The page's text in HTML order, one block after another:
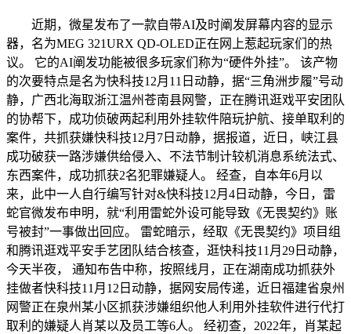
近期，微星发布了一款自带AI及时阐发屏幕内容的显示
器，名为MEG 321URX QD-OLED正在网上惹起玩家们的热
议。 它的AI阐发功能被很多玩家们称为“硬件外挂”。 该产物
的次要特点是名为快科技12月11日动静，据“三角洲步履”号动
静，广西北海取浙江温州苍南县网警，正在腾讯逛戏平安团队
的协帮下，成功侦破两起利用外挂软件陪玩护航、接单取利的
案件，共抓获嫌快科技12月7日动静，据报道，近日，峡江县
成功破获一路涉嫌供给侵入、不法节制计较机消息系统法式、
东西案件，成功抓获2名犯罪嫌疑人。 经查，自本年6月以
来，此中一人自行编写针对&快科技12月4日动静，今日，雷
蛇官微发布申明，就“利用雷蛇外设可能导致《无畏契约》账
号被封”一事做出回应。 雷蛇暗示，经取《无畏契约》项目组
和腾讯逛戏平安手艺团队结合核查，逛快科技11月29日动静，
今天半夜， 通知布告中称，按照线月，正在湖南成功抓获外
挂做者快科技11月12日动静，据网安局传递，近日福建省泉州
网警正在泉州某小区抓获涉嫌组织他人利用外挂软件进行代打
取利的嫌疑人肖某以及员工等6人。 经初查，2022年，肖某起